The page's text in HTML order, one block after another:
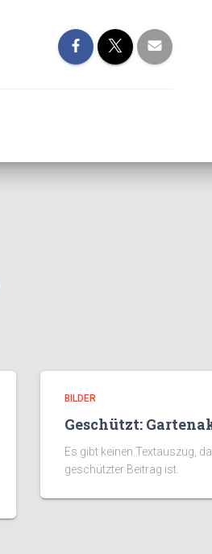
BILDER
Geschützt:
Es gibt keinen Textauszug,
geschützter Beitrag ist.